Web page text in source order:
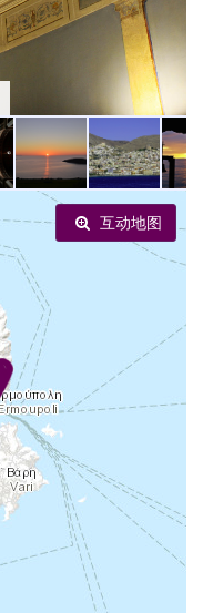
互动地图